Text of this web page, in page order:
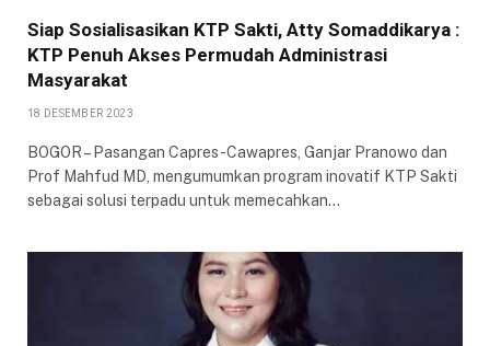
Siap Sosialisasikan KTP Sakti, Atty Somaddikarya :
KTP Penuh Akses Permudah Administrasi
Masyarakat
18 DESEMBER 2023
BOGOR – Pasangan Capres-Cawapres, Ganjar Pranowo dan
Prof Mahfud MD, mengumumkan program inovatif KTP Sakti
sebagai solusi terpadu untuk memecahkan…